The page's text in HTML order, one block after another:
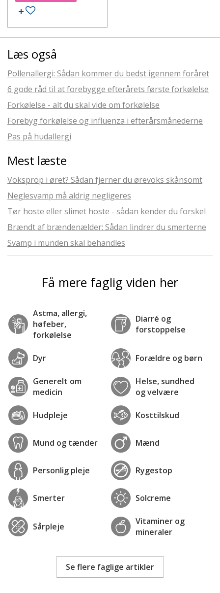
Læs også
Pollenallergi: Sådan kommer du bedst igennem foråret
6 gode råd til at forebygge efterårets første forkølelse
Forkølelse - alt du skal vide om forkølelse
Forebyg forkølelse og influenza i efterårsmånederne
Pas på hudallergi
Mest læste
Voksprop i øret? Sådan fjerner du ørevoks skånsomt
Neglesvamp må aldrig negligeres
Tør hoste eller slimet hoste - sådan kender du forskel
Brændt af brændenælder: Sådan lindrer du smerterne
Svamp i munden skal behandles
Få mere faglig viden her
Astma, allergi,
høfeber,
forkølelse
Diarré og
forstoppelse
Dyr Forældre og børn
Generelt om
medicin
Helse, sundhed
og velvære
Hudpleje Kosttilskud
Mund og tænder Mænd
Personlig pleje Rygestop
Smerter Solcreme
Sårpleje
Vitaminer og
mineraler
Se flere faglige artikler